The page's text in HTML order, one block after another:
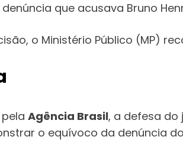
que acusava Bruno
o Ministério Público (MP)
Agência Brasil, a defesa do
o equívoco da denúncia do